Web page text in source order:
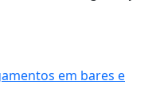
em bares e